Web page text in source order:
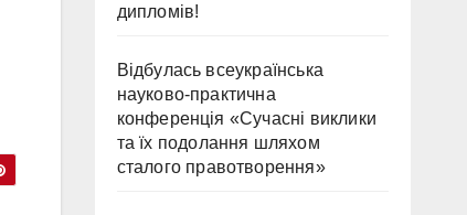
дипломів!
Відбулась всеукраїнська
науково-практична
конференція «Сучасні виклики
та їх подолання шляхом
сталого правотворення»